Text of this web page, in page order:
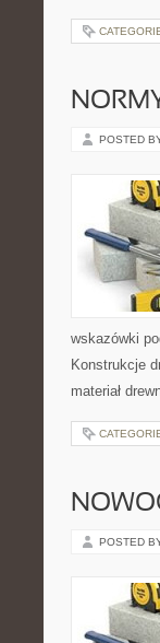
POSTED
wskazówki
Konstrukcje
materiał
POSTED